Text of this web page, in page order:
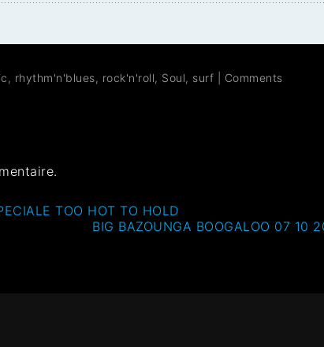
, rhythm'n'blues, rock'n'roll, Soul, surf Comments
TOO HOT TO HOLD
BIG BAZOUNGA BOOGALOO 07 10